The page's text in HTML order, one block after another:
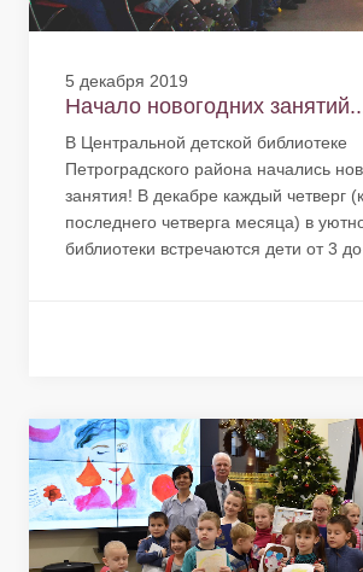
5 декабря 2019
Начало новогодних
В Центральной детской библиотеке
Петроградского района начались
занятия! В декабре каждый четверг
последнего четверга месяца) в
библиотеки встречаются дети от 3 до